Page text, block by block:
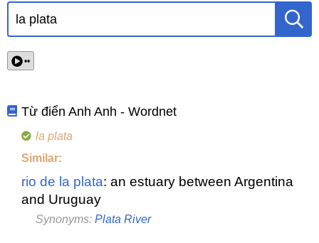
••
Từ điển Anh Anh - Wordnet
la plata
Similar:
rio de la plata: an estuary between Argentina
and Uruguay
Synonyms: Plata River